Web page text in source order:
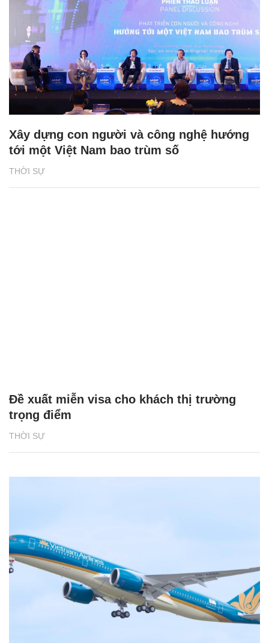
THỜI SỰ
Xây dựng con người và công nghệ hướng
tới một Việt Nam bao trùm số
THỜI SỰ
Đề xuất miễn visa cho khách thị trường
trọng điểm